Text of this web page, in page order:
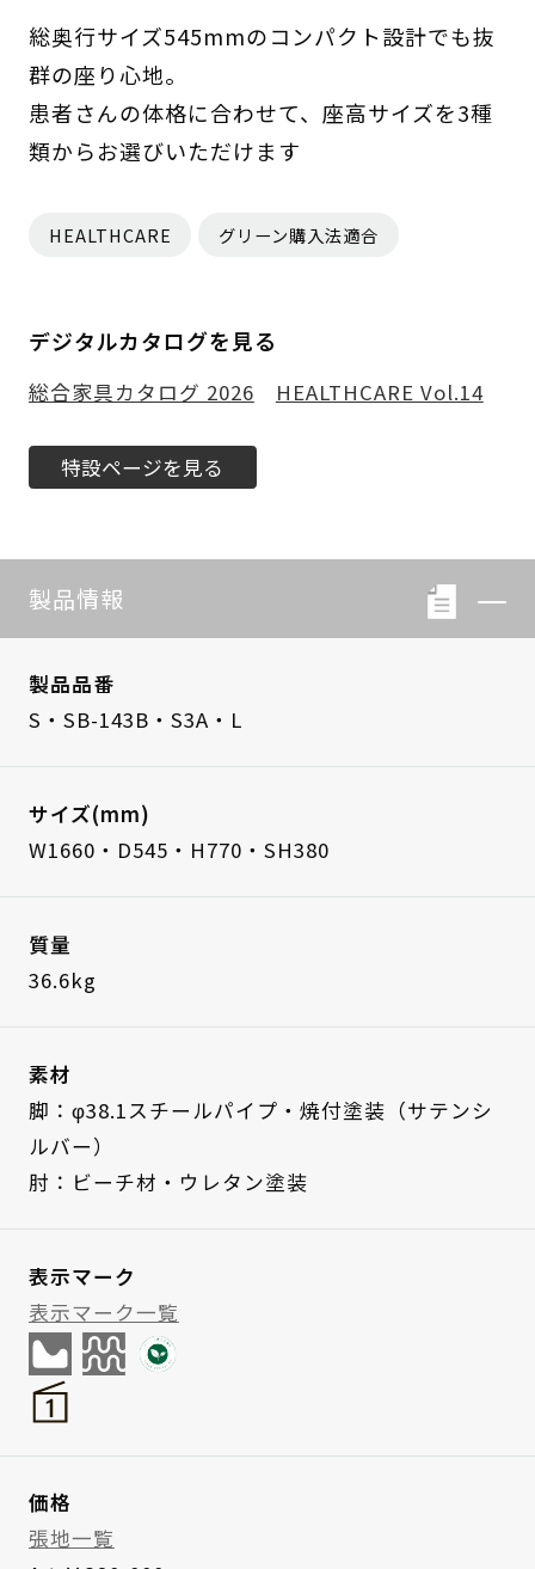
総奥行サイズ545mmのコンパクト設計でも抜
群の座り心地。
患者さんの体格に合わせて、座高サイズを3種
類からお選びいただけます
HEALTHCARE グリーン購入法適合
デジタルカタログを見る
総合家具カタログ 2026 HEALTHCARE Vol.14
特設ページを見る
製品情報
製品品番
S・SB-143B・S3A・L
サイズ(mm)
W1660・D545・H770・SH380
質量
36.6kg
素材
脚：φ38.1スチールパイプ・焼付塗装（サテンシ
ルバー）
肘：ビーチ材・ウレタン塗装
表示マーク
表示マーク一覧
価格
張地一覧